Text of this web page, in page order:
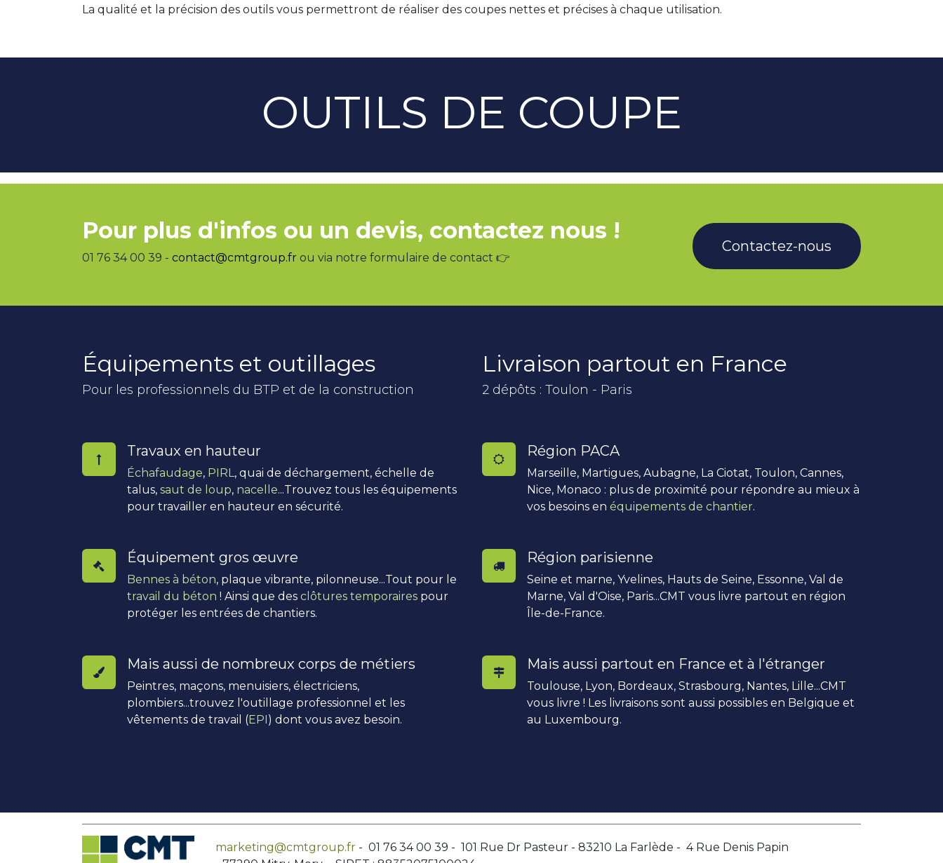
La qualité et la précision des outils vous permettront de réaliser des coupes nettes et précises à chaque utilisation.
OUTILS DE COUPE
Pour plus d'infos ou un devis, contactez nous !
01 76 34 00 39 - contact@cmtgroup.fr ou via notre formulaire de contact 👉
Contactez-nous
Équipements et outillages
Pour les professionnels du BTP et de la construction
Travaux en hauteur
Échafaudage, PIRL, quai de déchargement, échelle de
talus, saut de loup, nacelle...Trouvez tous les équipements
pour travailler en hauteur en sécurité.
Équipement gros œuvre
Bennes à béton, plaque vibrante, pilonneuse...Tout pour le
travail du béton ! Ainsi que des clôtures temporaires pour
protéger les entrées de chantiers.
Mais aussi de nombreux corps de métiers
Peintres, maçons, menuisiers, électriciens,
plombiers...trouvez l'outillage professionnel et les
vêtements de travail (EPI) dont vous avez besoin.
Livraison partout en France
2 dépôts : Toulon - Paris
Région PACA
Marseille, Martigues, Aubagne, La Ciotat, Toulon, Cannes,
Nice, Monaco : plus de proximité pour répondre au mieux à
vos besoins en équipements de chantier.
Région parisienne
Seine et marne, Yvelines, Hauts de Seine, Essonne, Val de
Marne, Val d'Oise, Paris...CMT vous livre partout en région
Île-de-France.
Mais aussi partout en France et à l'étranger
Toulouse, Lyon, Bordeaux, Strasbourg, Nantes, Lille...CMT
vous livre ! Les livraisons sont aussi possibles en Belgique et
au Luxembourg.
marketing@cmtgroup.fr - 01 76 34 00 39 - 101 Rue Dr Pasteur - 83210 La Farlède - 4 Rue Denis Papin